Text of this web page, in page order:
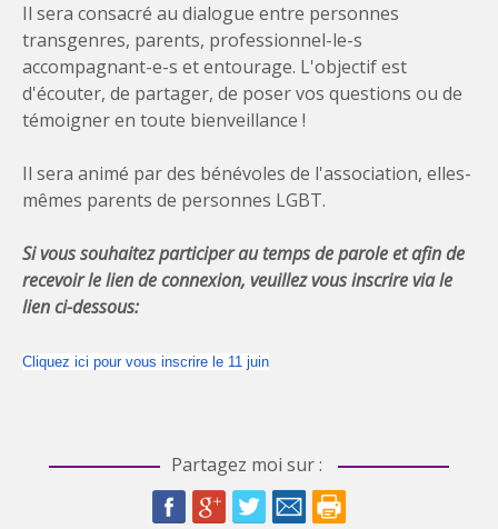
Il sera consacré au dialogue entre personnes
transgenres, parents, professionnel-le-s
accompagnant-e-s et entourage. L'objectif est
d'écouter, de partager, de poser vos questions ou de
témoigner en toute bienveillance !
Il sera animé par des bénévoles de l'association, elles-
mêmes parents de personnes LGBT.
Si vous souhaitez participer au temps de parole et afin de
recevoir le lien de connexion, veuillez vous inscrire via le
lien ci-dessous:
Cliquez ici pour vous inscrire le 11 juin
Partagez moi sur :